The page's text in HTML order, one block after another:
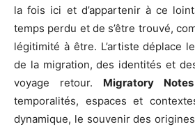
la fois ici et d’appartenir à ce
temps perdu et de s’être trouvé,
légitimité à être. L’artiste déplace
de la migration, des identités et
voyage retour. Migratory Notes
temporalités, espaces et
dynamique, le souvenir des